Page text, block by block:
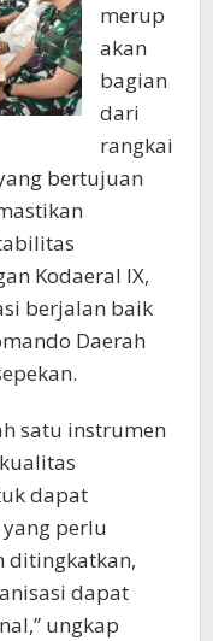
merup
akan
bagian
dari
rangkai
bertujuan
Kodaeral IX,
berjalan baik
Daerah
satu instrumen
dapat
perlu
ditingkatkan,
dapat
ungkap